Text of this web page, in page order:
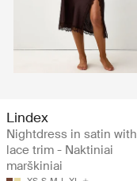
Lindex
Nightdress in satin with
lace trim - Naktiniai
marškiniai